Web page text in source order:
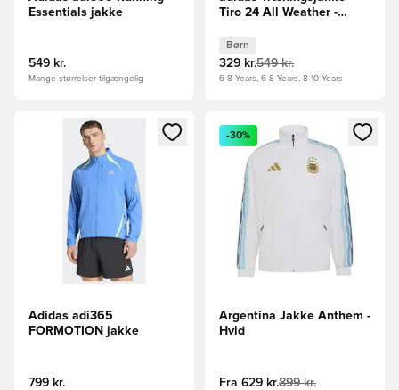
Essentials jakke
549 kr.
Mange størrelser tilgængelig
Tiro 24 All Weather -
Børn
329 kr.549 kr.
6-8 Years, 6-8 Years, 8-10 Years
Åbner en Modal til at logge ind eller tilmelde dig som
Adidas adi365
FORMOTION jakke
799 kr.
Åbner en Modal til at logge
-30%
Argentina Jakke Anthem -
Hvid
Fra 629 kr.899 kr.